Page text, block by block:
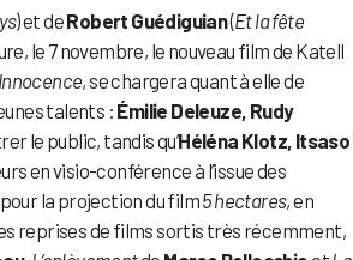
) et deRobert Guédiguian(Et la fête
le 7 novembre, le nouveau film de Katell
, se chargera quant à elle de
talents : Émilie Deleuze, Rudy
le public, tandis qu’Héléna Klotz, Itsaso
en visio-conférence à l’issue des
la projection du film5 hectares, en
reprises de films sortis très récemment,